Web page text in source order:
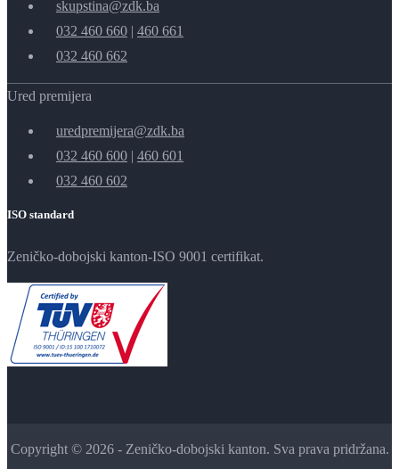
skupstina@zdk.ba
032 460 660 | 460 661
032 460 662
Ured premijera
uredpremijera@zdk.ba
032 460 600 | 460 601
032 460 602
ISO standard
Zeničko-dobojski kanton-ISO 9001 certifikat.
Copyright © 2026 - Zeničko-dobojski kanton. Sva prava pridržana.